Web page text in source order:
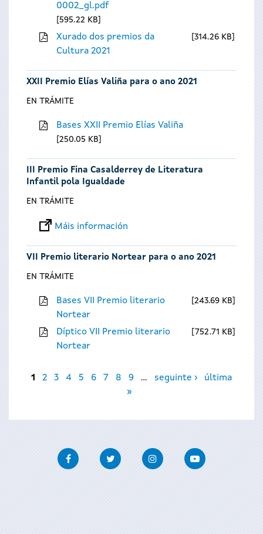
0002_gl.pdf
595.22 KB
Xurado dos premios da
Cultura 2021
314.26 KB
XXII Premio Elías Valiña para o ano 2021
EN TRÁMITE
Bases XXII Premio Elías Valiña
250.05 KB
III Premio Fina Casalderrey de Literatura
Infantil pola Igualdade
EN TRÁMITE
Máis información
VII Premio literario Nortear para o ano 2021
EN TRÁMITE
Bases VII Premio literario
Nortear
243.69 KB
Díptico VII Premio literario
Nortear
752.71 KB
Páxinas
1 2 3 4 5 6 7 8 9 … seguinte ›
última
»
FacebookTwitter InstagramYoutube